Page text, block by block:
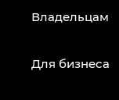
Владельцам
Для бизнеса